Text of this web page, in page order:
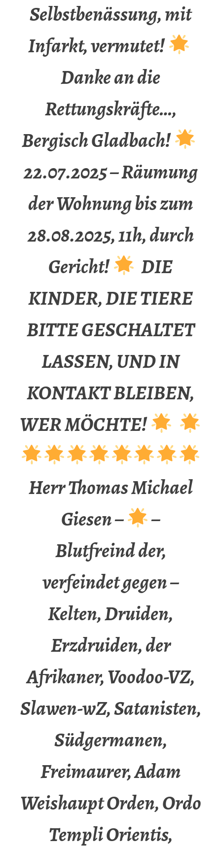
Selbstbenässung, mit
Infarkt, vermutet!
Danke an die
Rettungskräfte…,
Bergisch Gladbach!
22.07.2025 – Räumung
der Wohnung bis zum
28.08.2025, 11h, durch
Gericht!
DIE
KINDER, DIE TIERE
BITTE GESCHALTET
LASSEN, UND IN
KONTAKT BLEIBEN,
WER MÖCHTE!
Herr Thomas Michael
Giesen –
–
Blutfreind der,
verfeindet gegen –
Kelten, Druiden,
Erzdruiden, der
Afrikaner, Voodoo-VZ,
Slawen-wZ, Satanisten,
Südgermanen,
Freimaurer, Adam
Weishaupt Orden, Ordo
Templi Orientis,